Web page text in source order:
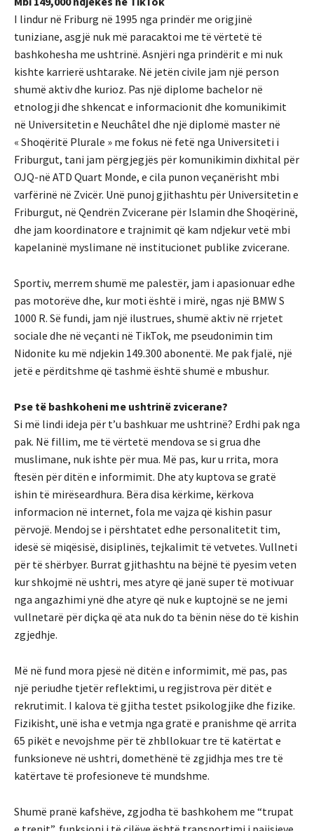
I lindur në Friburg në 1995 nga prindër me origjinë
tuniziane, asgjë nuk më paracaktoi me të vërtetë të
bashkohesha me ushtrinë. Asnjëri nga prindërit e mi nuk
kishte karrierë ushtarake. Në jetën civile jam një person
shumë aktiv dhe kurioz. Pas një diplome bachelor në
etnologji dhe shkencat e informacionit dhe komunikimit
në Universitetin e Neuchâtel dhe një diplomë master në
« Shoqëritë Plurale » me fokus në fetë nga Universiteti i
Friburgut, tani jam përgjegjës për komunikimin dixhital për
OJQ-në ATD Quart Monde, e cila punon veçanërisht mbi
varfërinë në Zvicër. Unë punoj gjithashtu për Universitetin e
Friburgut, në Qendrën Zvicerane për Islamin dhe Shoqërinë,
dhe jam koordinatore e trajnimit që kam ndjekur vetë mbi
kapelaninë myslimane në institucionet publike zvicerane.
Sportiv, merrem shumë me palestër, jam i apasionuar edhe
pas motorëve dhe, kur moti është i mirë, ngas një BMW S
1000 R. Së fundi, jam një ilustrues, shumë aktiv në rrjetet
sociale dhe në veçanti në TikTok, me pseudonimin tim
Nidonite ku më ndjekin 149.300 abonentë. Me pak fjalë, një
jetë e përditshme që tashmë është shumë e mbushur.
Pse të bashkoheni me ushtrinë zvicerane?
Si më lindi ideja për t’u bashkuar me ushtrinë? Erdhi pak nga
pak. Në fillim, me të vërtetë mendova se si grua dhe
muslimane, nuk ishte për mua. Më pas, kur u rrita, mora
ftesën për ditën e informimit. Dhe aty kuptova se gratë
ishin të mirëseardhura. Bëra disa kërkime, kërkova
informacion në internet, fola me vajza që kishin pasur
përvojë. Mendoj se i përshtatet edhe personalitetit tim,
idesë së miqësisë, disiplinës, tejkalimit të vetvetes. Vullneti
për të shërbyer. Burrat gjithashtu na bëjnë të pyesim veten
kur shkojmë në ushtri, mes atyre që janë super të motivuar
nga angazhimi ynë dhe atyre që nuk e kuptojnë se ne jemi
vullnetarë për diçka që ata nuk do ta bënin nëse do të kishin
zgjedhje.
Më në fund mora pjesë në ditën e informimit, më pas, pas
një periudhe tjetër reflektimi, u regjistrova për ditët e
rekrutimit. I kalova të gjitha testet psikologjike dhe fizike.
Fizikisht, unë isha e vetmja nga gratë e pranishme që arrita
65 pikët e nevojshme për të zhbllokuar tre të katërtat e
funksioneve në ushtri, domethënë të zgjidhja mes tre të
katërtave të profesioneve të mundshme.
Shumë pranë kafshëve, zgjodha të bashkohem me “trupat